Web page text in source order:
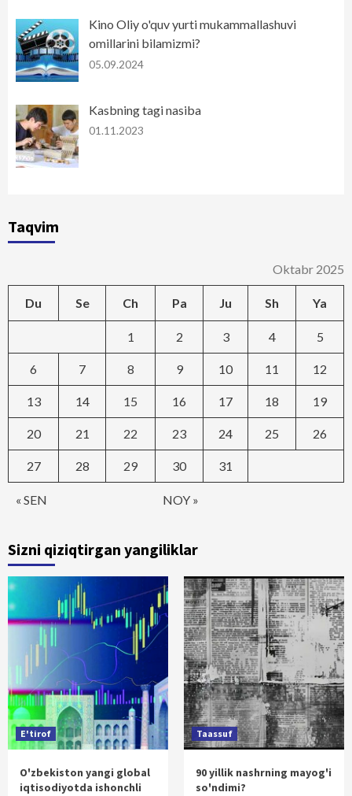
Kino Oliy o'quv yurti mukammallashuvi
omillarini bilamizmi?
05.09.2024
Kasbning tagi nasiba
01.11.2023
Taqvim
Oktabr 2025
Du Se Ch Pa Ju Sh Ya
« SEN NOY »
1 2 3 4 5
6 7 8 9 10 11 12
13 14 15 16 17 18 19
20 21 22 23 24 25 26
27 28 29 30 31
Sizni qiziqtirgan yangiliklar
E'tirof
O'zbekiston yangi global
iqtisodiyotda ishonchli
Taassuf
90 yillik nashrning mayog'i
so'ndimi?